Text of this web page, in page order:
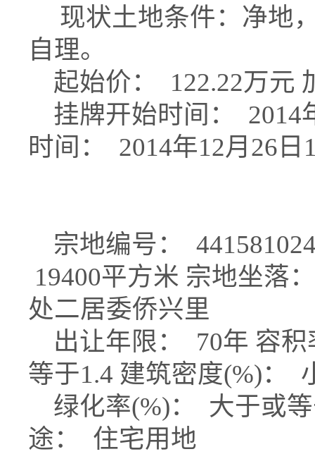
现状土地条件：净地
自理。
起始价： 122.22万元
挂牌开始时间： 2014
时间： 2014年12月26日
宗地编号：
19400平方米 宗地坐落
处二居委侨兴里
出让年限： 70年 容积
等于1.4 建筑密度(%)：
绿化率(%)： 大于或
途： 住宅用地